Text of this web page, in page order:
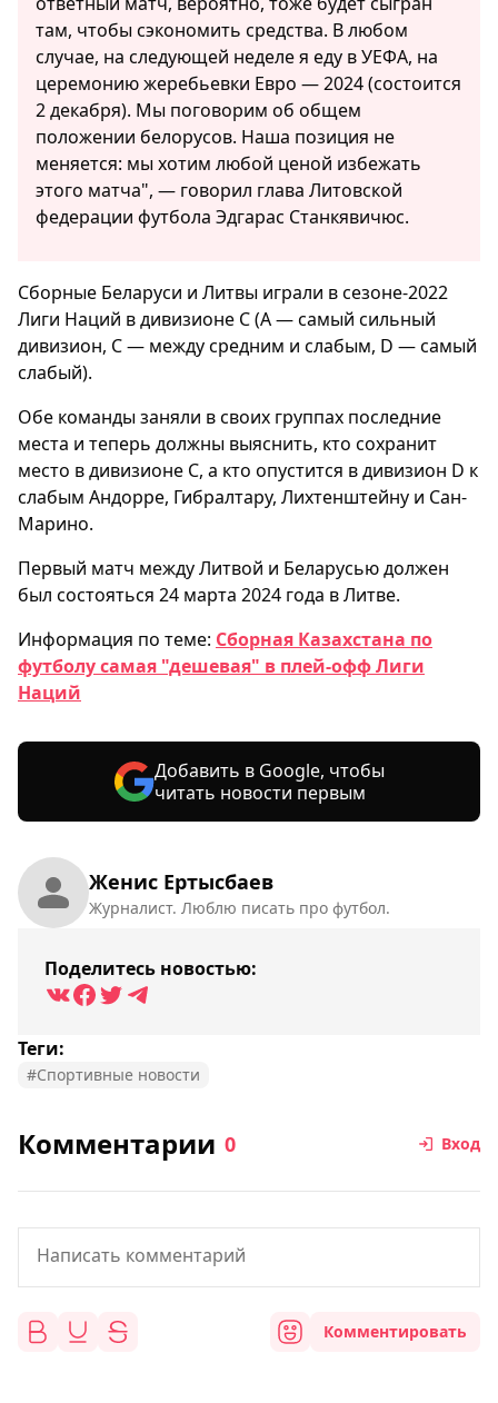
Женис Ертысбаев
Журналист. Люблю писать про футбол.
Поделитесь новостью:
Теги:
#Спортивные новости
там, чтобы сэкономить средства. В любом
случае, на следующей неделе я еду в УЕФА, на
церемонию жеребьевки Евро — 2024 (состоится
2 декабря). Мы поговорим об общем
положении белорусов. Наша позиция не
меняется: мы хотим любой ценой избежать
этого матча", — говорил глава Литовской
федерации футбола Эдгарас Станкявичюс.
Сборные Беларуси и Литвы играли в сезоне-2022
Лиги Наций в дивизионе С (А — самый сильный
дивизион, С — между средним и слабым, D — самый
слабый).
Обе команды заняли в своих группах последние
места и теперь должны выяснить, кто сохранит
место в дивизионе С, а кто опустится в дивизион D к
слабым Андорре, Гибралтару, Лихтенштейну и Сан-
Марино.
Первый матч между Литвой и Беларусью должен
был состояться 24 марта 2024 года в Литве.
Информация по теме: Сборная Казахстана по
футболу самая "дешевая" в плей-офф Лиги
Наций
Добавить в Google, чтобы
читать новости первым
Комментарии 0 Вход
Комментировать